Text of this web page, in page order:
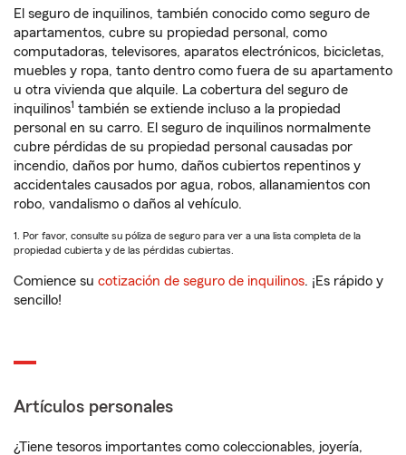
El seguro de inquilinos, también conocido como seguro de
apartamentos, cubre su propiedad personal, como
computadoras, televisores, aparatos electrónicos, bicicletas,
muebles y ropa, tanto dentro como fuera de su apartamento
u otra vivienda que alquile. La cobertura del seguro de
inquilinos1 también se extiende incluso a la propiedad
personal en su carro. El seguro de inquilinos normalmente
cubre pérdidas de su propiedad personal causadas por
incendio, daños por humo, daños cubiertos repentinos y
accidentales causados por agua, robos, allanamientos con
robo, vandalismo o daños al vehículo.
1. Por favor, consulte su póliza de seguro para ver a una lista completa de la
propiedad cubierta y de las pérdidas cubiertas.
Comience su cotización de seguro de inquilinos. ¡Es rápido y
sencillo!
Artículos personales
¿Tiene tesoros importantes como coleccionables, joyería,